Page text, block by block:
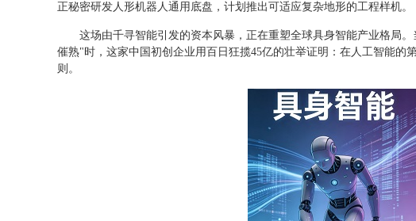
正秘密研发人形机器人通用底盘，计划推出可适应复杂地形的工程样机。
这场由千寻智能引发的资本风暴，正在重塑全球具身智能产业格局
催熟"时，这家中国初创企业用百日狂揽45亿的壮举证明：在人工智能的
则。